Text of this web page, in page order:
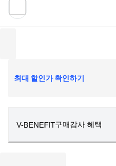
최대 할인가 확인하기
V-BENEFIT구매감사 혜택